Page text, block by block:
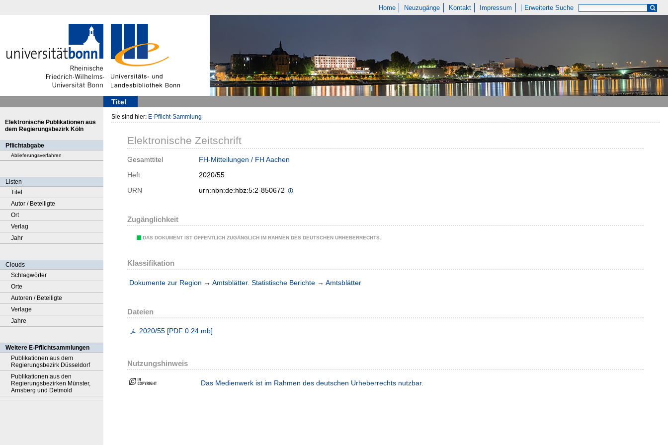
Home Neuzugänge Kontakt Impressum Erweiterte Suche
Titel
Elektronische Publikationen aus
dem Regierungsbezirk Köln
Pflichtabgabe
Ablieferungsverfahren
Listen
Titel
Autor / Beteiligte
Ort
Verlag
Jahr
Clouds
Schlagwörter
Orte
Autoren / Beteiligte
Verlage
Jahre
Weitere E-Pflichtsammlungen
Publikationen aus dem
Regierungsbezirk Düsseldorf
Publikationen aus den
Regierungsbezirken Münster,
Arnsberg und Detmold
Sie sind hier: E-Pflicht-Sammlung
Elektronische Zeitschrift
Gesamttitel
FH-Mitteilungen / FH Aachen
Heft
2020/55
URN
urn:nbn:de:hbz:5:2-850672
Zugänglichkeit
DAS DOKUMENT IST ÖFFENTLICH ZUGÄNGLICH IM RAHMEN DES DEUTSCHEN URHEBERRECHTS.
Klassifikation
Dokumente zur Region → Amtsblätter. Statistische Berichte → Amtsblätter
Dateien
2020/55 [PDF 0.24 mb]
Nutzungshinweis
Das Medienwerk ist im Rahmen des deutschen Urheberrechts nutzbar.